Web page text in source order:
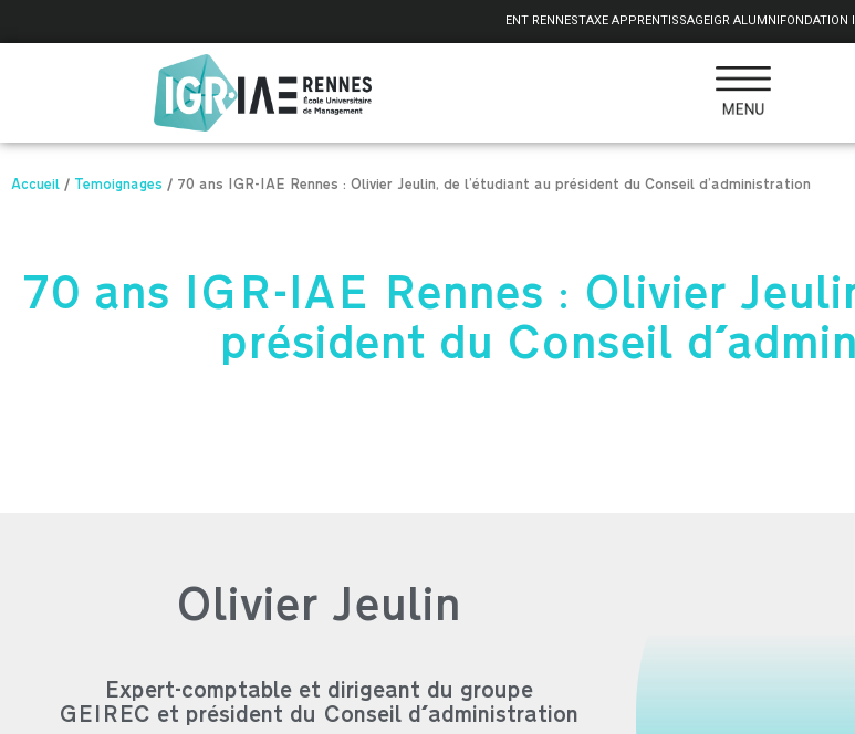
ENT RENNESTAXE APPRENTISSAGEIGR ALUMNI FONDATION
Accueil / Temoignages / 70 ans IGR-IAE Rennes : Olivier Jeulin, de l’étudiant au président du Conseil d’administration
70 ans IGR-IAE Rennes : Olivier
président du Conseil
Olivier Jeulin
Expert-comptable et dirigeant du groupe
GEIREC et président du Conseil d'administration